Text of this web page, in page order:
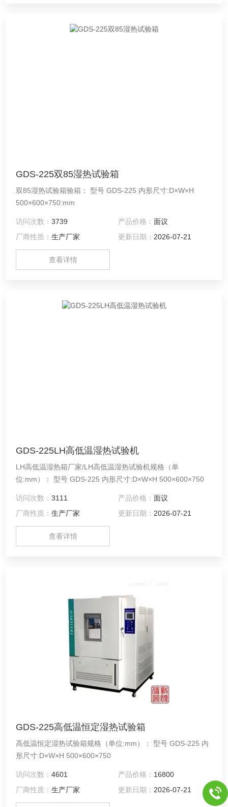
GDS-225双85湿热试验箱
双85湿热试验箱验箱： 型号 GDS-225 内形尺寸:D×W×H
500×600×750:mm
访问次数：3739 产品价格： 面议
厂商性质：生产厂家 更新日期： 2026-07-21
查看详情
GDS-225LH高低温湿热试验机
LH高低温湿热箱厂家/LH高低温湿热试验机规格（单
位:mm）： 型号 GDS-225 内形尺寸:D×W×H 500×600×750
访问次数：3111 产品价格： 面议
厂商性质：生产厂家 更新日期： 2026-07-21
查看详情
GDS-225高低温恒定湿热试验箱
高低温恒定湿热试验箱规格（单位:mm）： 型号 GDS-225 内
形尺寸:D×W×H 500×600×750
访问次数：4601 产品价格： 16800
厂商性质：生产厂家 更新日期： 2026-07-21